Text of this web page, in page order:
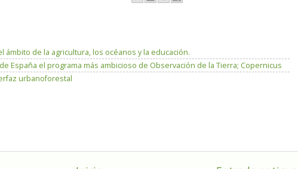
de la agricultura, los océanos y la educación.
España el programa más ambicioso de Observación de la Tierra; Copernicus
urbanoforestal